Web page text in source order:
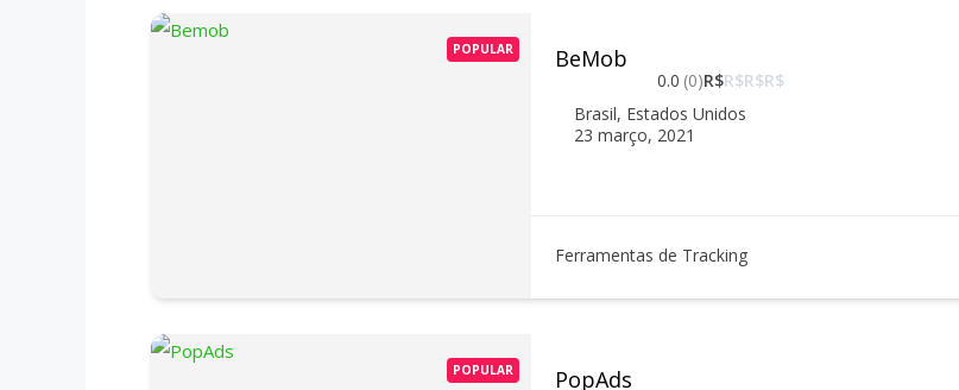
POPULAR BeMob
0.0 (0)R$R$R$R$
Brasil, Estados Unidos
23 março, 2021
Ferramentas de Tracking
POPULAR PopAds